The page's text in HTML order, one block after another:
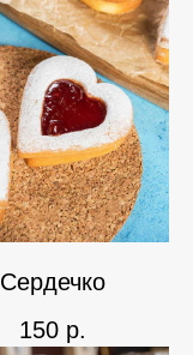
Сердечко
150 р.